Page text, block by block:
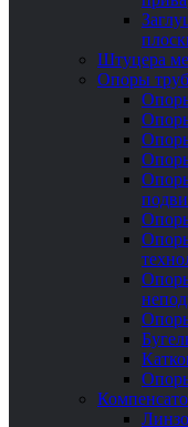
Штуцера
Опоры